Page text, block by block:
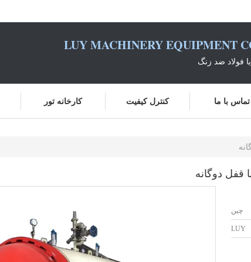
LUY MACHINERY EQUIPMENT
فولاد ضد زنگ
کارخانه تور کنترل کیفیت تماس با ما
قفل دوگانه
چین
LUY